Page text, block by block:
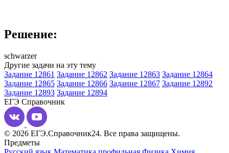
Решение:
schwarzer
Другие задачи на эту тему
Задание 12861 Задание 12862 Задание 12863 Задание 12864
Задание 12865 Задание 12866 Задание 12867 Задание 12892
Задание 12893 Задание 12894
ЕГЭ Справочник
© 2026 ЕГЭ.Справочник24. Все права защищены.
Предметы